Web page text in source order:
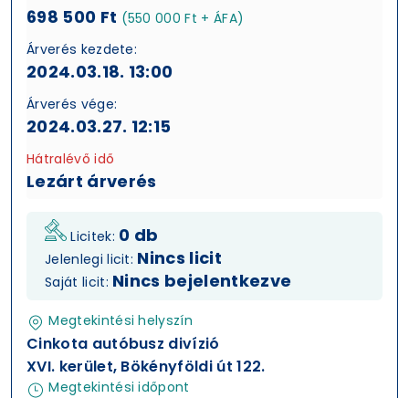
698 500 Ft (550 000 Ft + ÁFA)
Árverés kezdete:
2024.03.18. 13:00
Árverés vége:
2024.03.27. 12:15
Hátralévő idő
Lezárt árverés
Licitek: 0 db
Jelenlegi licit: Nincs licit
Saját licit: Nincs bejelentkezve
Megtekintési helyszín
Cinkota autóbusz divízió
XVI. kerület, Bökényföldi út 122.
Megtekintési időpont